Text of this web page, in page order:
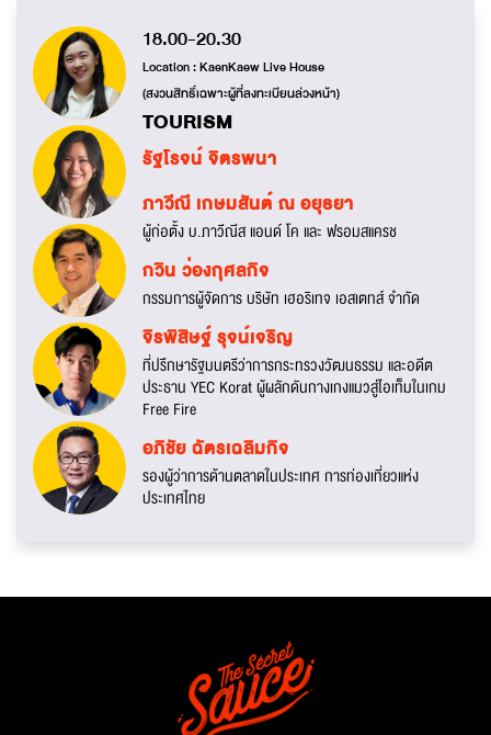
18.00-20.30
Location : KaenKaew Live House
(สงวนสิทธิ์เฉพาะผู้ที่ลงทะเบียนล่วงหน้า)
TOURISM
รัฐโรจน์ จิตรพนา
ภาวีณี เกษมสันต์ ณ อยุธยา
ผู้ก่อตั้ง บ.ภาวีณีส แอนด์ โค และ ฟรอมสแครช
กวิน ว่องกุศลกิจ
กรรมการผู้จัดการ บริษัท เฮอริเทจ เอสเตทส์ จำกัด
จิรพิสิษฐ์ รุจน์เจริญ
ที่ปรึกษารัฐมนตรีว่าการกระทรวงวัฒนธรรม และอดีต
ประธาน YEC Korat ผู้ผลักดันกางเกงแมวสู่ไอเท็มในเกม
Free Fire
อภิชัย ฉัตรเฉลิมกิจ
รองผู้ว่าการด้านตลาดในประเทศ การท่องเที่ยวแห่ง
ประเทศไทย